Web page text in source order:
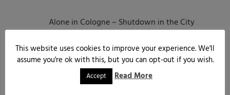
Alone in Cologne – Shutdown in the City
James Bay @ Kunst!Rasen Open Air Bonn,
08.08.2019
August 10th, 2019
This website uses cookies to improve your experience. We'll
assume you're ok with this, but you can opt-out if you wish.
Accept Read More